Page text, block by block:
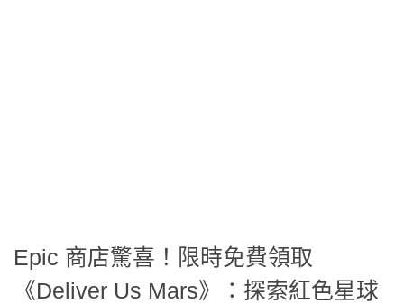
Epic 商店驚喜！限時免費領取
《Deliver Us Mars》：探索紅色星球